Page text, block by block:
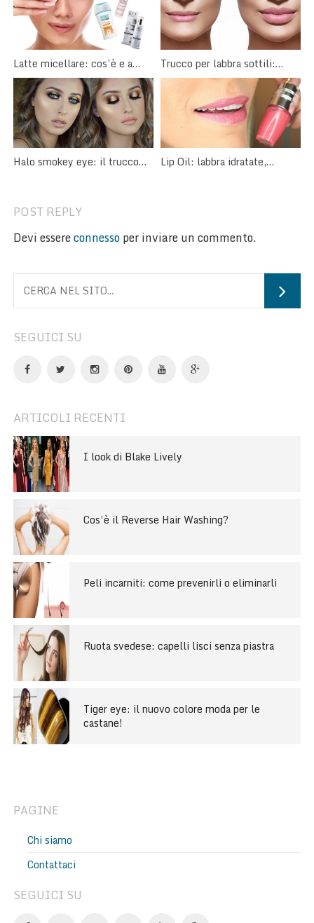
Latte micellare: cos’è e a
cosa serve?
Trucco per labbra sottili:
come valorizzarle con il
make-up
Halo smokey eye: il trucco
Lip Oil: labbra idratate,
POST REPLY
Devi essereconnessoper inviare un commento.
SEGUICI SU
ARTICOLI RECENTI
I look di Blake Lively
Cos’è il Reverse Hair Washing?
Peli incarniti: come prevenirli o eliminarli
Ruota svedese: capelli lisci senza piastra
Tiger eye: il nuovo colore moda per le
castane!
PAGINE
Chi siamo
Contattaci
SEGUICI SU